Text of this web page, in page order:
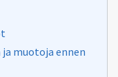
muotoja ennen